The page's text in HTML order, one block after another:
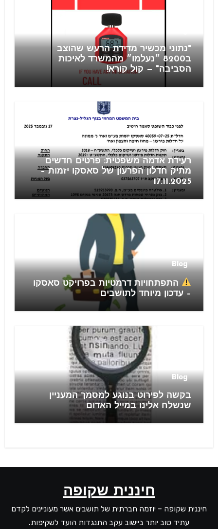
"נתוני מכשיר מדידת הרעש שהוצב
ב8200 ״נעלמו״ מהמשרד לאיכות
הסביבה" — קול קורא!
חוזים
רעידת אדמה משפטית: פרטים חדשים
מתיק חדלון הפרעון של סאסקו יזמות –
17.11.2025
Blog
התפתחויות דרמטיות בפרויקט סאסקו
– עדכון מיוחד לתושבים
Blog
בקשה לפירוט בנוגע למסמך המעניין
שנשלח אלינו במייל האדום
חיננית שקופה
חיננית שקופה – יוזמה חברתית של תושבים אשר מעוניינים לקדם
עתיד טוב יותר ביישוב עקב התנגדות הועד לשקיפות.